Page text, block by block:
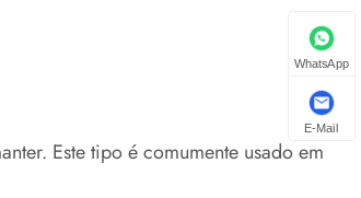
Este tipo é comumente usado em
WhatsApp
E-Mail